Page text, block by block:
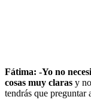
Fátima: -Yo no
cosas muy claras y
tendrás que preguntar